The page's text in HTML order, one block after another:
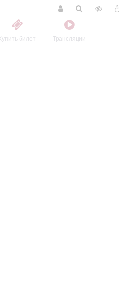
Купить билет Трансляции